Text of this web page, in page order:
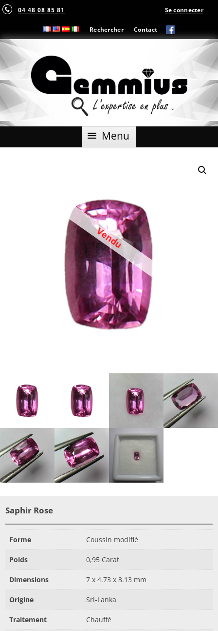
04 48 08 85 81
Rechercher Contact
Se connecter
Menu Aller
Vendu
Saphir Rose
Forme Coussin modifié
Poids 0,95 Carat
Dimensions 7 x 4.73 x 3.13 mm
Origine Sri-Lanka
Traitement Chauffé